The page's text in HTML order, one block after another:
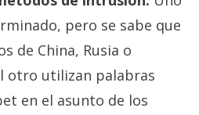
pero se sabe que
de China, Rusia o
otro utilizan palabras
en el asunto de los